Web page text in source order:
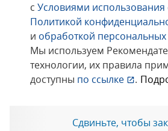
с Условиями использования
Политикой
и обработкой
Мы используем
технологии, их правила
доступны по ссылке .
Сдвиньте, чтобы
© 1998−2026 «1С‑Рарус»
защищены.
Сообщить об
Позвоните мне